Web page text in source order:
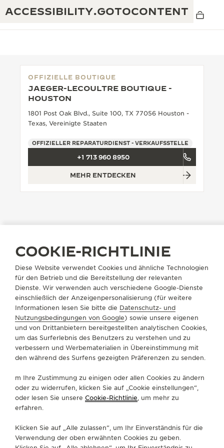
ACCESSIBILITY.GOTOCONTENT
ZEITMESSER GARANTIE
THE GOLDEN RATIO MUSICAL SHOW
DAS REVERSO 1931 CAFÉ
TIMEKEEPER“
THE PRECISION PIONEER
ALLE VERANSTALTUNGEN ANZEIGEN
EXZELLENZ: MEHR ALS 190 JAHRE EXPERTISE
KREATIVITÄT: MEHR ALS 430 PATENTE
RAFFINESSE: MEHR ALS 1.400 KALIBER
MEISTERLEISTUNG: 108 KUNSTHANDWERKE
OFFIZIELLE BOUTIQUE
JAEGER-LECOULTRE BOUTIQUE -
HOUSTON
1801 Post Oak Blvd., Suite 100, TX 77056 Houston -
Texas, Vereinigte Staaten
OFFIZIELLER REPARATURDIENST - VERKAUFSSTELLE
+1 713 960 8950
MEHR ENTDECKEN
BOUTIQUE SUCHEN ALLE STORESNORDAMERIKA
VEREINIGTE STAATEN VON AMERIKAHOUSTON
FOLGEN SIE UNS
DEN NEWSLETTER ABONNIEREN
ÜBER UNS
SERVICELEISTUNGEN
COOKIE-RICHTLINIE
Diese Website verwendet Cookies und ähnliche Technologien
für den Betrieb und die Bereitstellung der relevanten
Dienste. Wir verwenden auch verschiedene Google-Dienste
einschließlich der Anzeigenpersonalisierung (für weitere
Informationen lesen Sie bitte die Datenschutz- und
Nutzungsbedingungen von Google) sowie unsere eigenen
und von Drittanbietern bereitgestellten analytischen Cookies,
um das Surferlebnis des Benutzers zu verstehen und zu
verbessern und Werbematerialien in Übereinstimmung mit
den während des Surfens gezeigten Präferenzen zu senden.
m Ihre Zustimmung zu einigen oder allen Cookies zu ändern
oder zu widerrufen, klicken Sie auf „Cookie einstellungen“,
oder lesen Sie unsere Cookie-Richtlinie, um mehr zu
erfahren.
Klicken Sie auf „Alle zulassen“, um Ihr Einverständnis für die
Verwendung der oben erwähnten Cookies zu geben.